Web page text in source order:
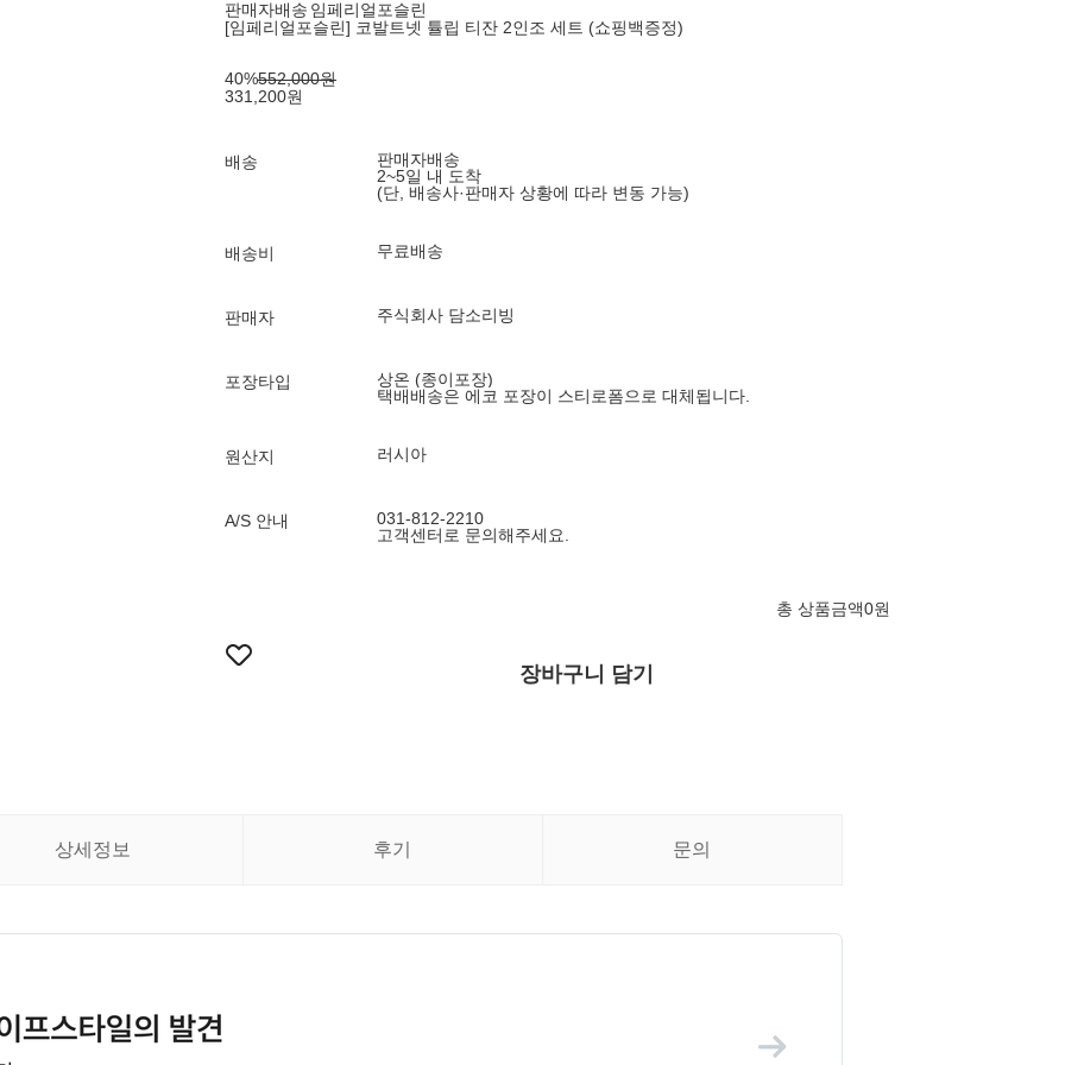
판매자배송 임페리얼포슬린
[임페리얼포슬린] 코발트넷 튤립 티잔 2인조 세트 (쇼핑백증정)
40%552,000원
331,200원
배송
판매자배송
2~5일 내 도착
(단, 배송사·판매자 상황에 따라 변동 가능)
배송비 무료배송
판매자 주식회사 담소리빙
포장타입
상온 (종이포장)
택배배송은 에코 포장이 스티로폼으로 대체됩니다.
원산지 러시아
A/S 안내
031-812-2210
고객센터로 문의해주세요.
총 상품금액0원
장바구니 담기
상세정보 후기 문의